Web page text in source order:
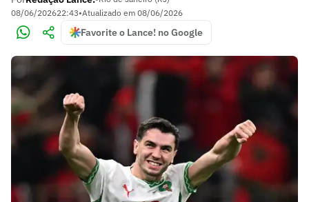
08/06/202622:43•Atualizado em 08/06/2026
Favorite o Lance! no Google